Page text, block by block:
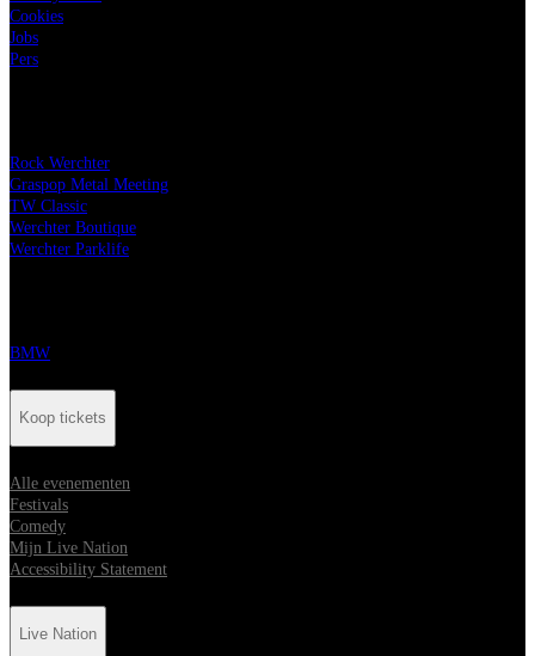
Cookies
Jobs
Pers
Rock Werchter
Graspop Metal Meeting
TW Classic
Werchter Boutique
Werchter Parklife
BMW
Koop tickets
Alle evenementen
Festivals
Comedy
Mijn Live Nation
Accessibility Statement
Live Nation